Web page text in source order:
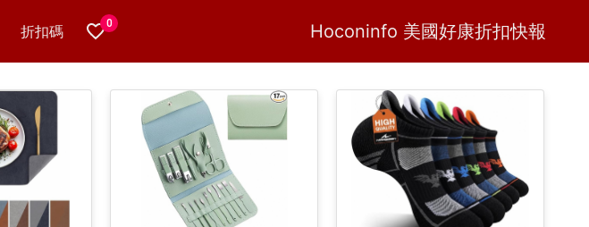
折扣碼 0 Hoconinfo 美國好康折扣快報
H Home